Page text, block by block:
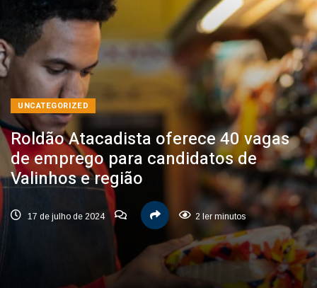
UNCATEGORIZED
Roldão Atacadista oferece 40 vagas
de emprego para candidatos de
Valinhos e região
17 de julho de 2024 2 ler minutos